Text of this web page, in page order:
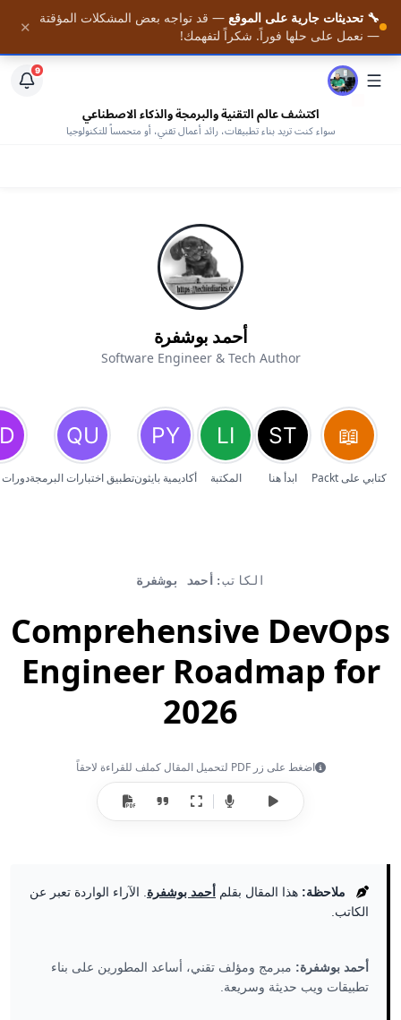
📚 احصل على أحدث المقالات فور نشرها — مع وصول كامل
لمكتبتنا من الكتب المجانية —افتح المكتبة
9
اكتشف عالم التقنية والبرمجة والذكاء الاصطناعي
سواء كنت تريد بناء تطبيقات، رائد أعمال تقني، أو متحمساً للتكنولوجيا
AHMED BOUCHEFRA
الرئيسية
أحمد بوشفرة
Software Engineer & Tech Author
كتابي على Packt ابدأ هنا المكتبة أكاديمية بايثونتطبيق اختبارات البرمجةدورات
الكاتب: أحمد بوشفرة
Comprehensive DevOps
Engineer Roadmap for
2026
اضغط على زر PDF لتحميل المقال كملف للقراءة لاحقاً
ملاحظة: هذا المقال بقلم أحمد بوشفرة . الآراء الواردة تعبر عن
الكاتب.
أحمد بوشفرة: مبرمج ومؤلف تقني، أساعد المطورين على بناء
تطبيقات ويب حديثة وسريعة.
🔧 تحديثات جارية على الموقع — قد تواجه بعض المشكلات المؤقتة
— نعمل على حلها فوراً. شكراً لتفهمك!
✕